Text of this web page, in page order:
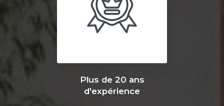
Plus de 20 ans
d'expérience